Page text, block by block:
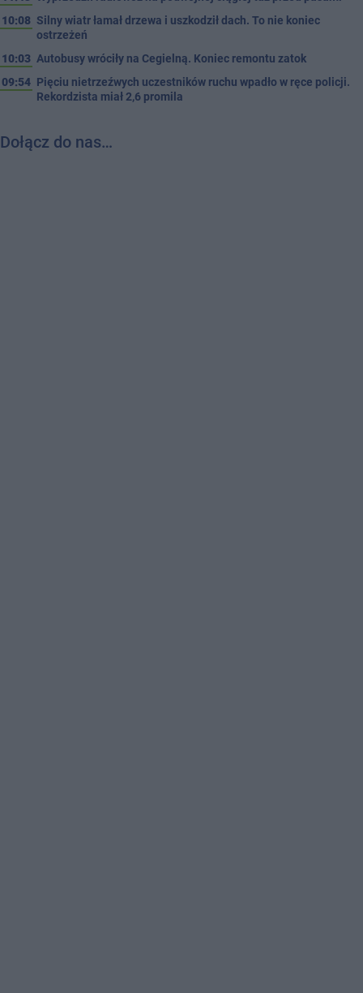
10:08 Silny wiatr łamał drzewa i uszkodził dach. To nie koniec
ostrzeżeń
10:03 Autobusy wróciły na Cegielną. Koniec remontu zatok
09:54 Pięciu nietrzeźwych uczestników ruchu wpadło w ręce policji.
Rekordzista miał 2,6 promila
Dołącz do nas…